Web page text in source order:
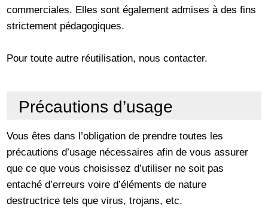
commerciales. Elles sont également admises à des fins
strictement pédagogiques.
Pour toute autre réutilisation, nous contacter.
Précautions d’usage
Vous êtes dans l’obligation de prendre toutes les
précautions d’usage nécessaires afin de vous assurer
que ce que vous choisissez d’utiliser ne soit pas
entaché d’erreurs voire d’éléments de nature
destructrice tels que virus, trojans, etc.